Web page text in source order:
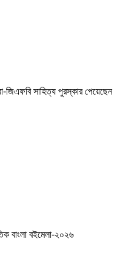
জিএফবি সাহিত্য পুরস্কার পেয়েছেন
বাংলা বইমেলা-২০২৬